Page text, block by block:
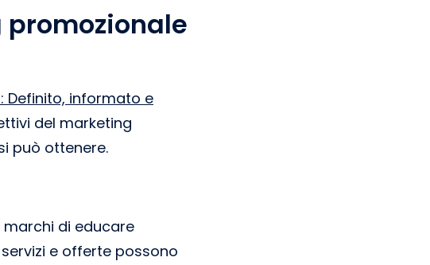
Definito, informato e
del marketing
può ottenere.
di educare
e offerte possono